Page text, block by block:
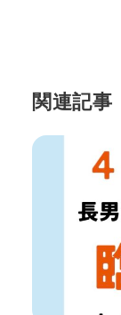
関連記事